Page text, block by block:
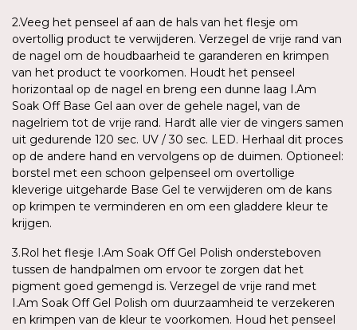
2.Veeg het penseel af aan de hals van het flesje om
overtollig product te verwijderen. Verzegel de vrije rand van
de nagel om de houdbaarheid te garanderen en krimpen
van het product te voorkomen. Houdt het penseel
horizontaal op de nagel en breng een dunne laag I.Am
Soak Off Base Gel aan over de gehele nagel, van de
nagelriem tot de vrije rand. Hardt alle vier de vingers samen
uit gedurende 120 sec. UV / 30 sec. LED. Herhaal dit proces
op de andere hand en vervolgens op de duimen. Optioneel:
borstel met een schoon gelpenseel om overtollige
kleverige uitgeharde Base Gel te verwijderen om de kans
op krimpen te verminderen en om een gladdere kleur te
krijgen.
3.Rol het flesje I.Am Soak Off Gel Polish ondersteboven
tussen de handpalmen om ervoor te zorgen dat het
pigment goed gemengd is. Verzegel de vrije rand met
I.Am Soak Off Gel Polish om duurzaamheid te verzekeren
en krimpen van de kleur te voorkomen. Houd het penseel